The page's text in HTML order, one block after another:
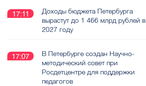
17:11
Доходы бюджета Петербурга
вырастут до 1 466 млрд рублей в
2027 году
17:07
В Петербурге создан Научно-
методический совет при
Росдетцентре для поддержки
педагогов